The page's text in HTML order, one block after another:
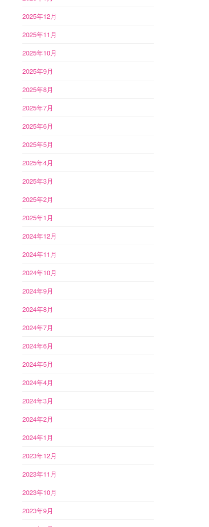
2025年12月
2025年11月
2025年10月
2025年9月
2025年8月
2025年7月
2025年6月
2025年5月
2025年4月
2025年3月
2025年2月
2025年1月
2024年12月
2024年11月
2024年10月
2024年9月
2024年8月
2024年7月
2024年6月
2024年5月
2024年4月
2024年3月
2024年2月
2024年1月
2023年12月
2023年11月
2023年10月
2023年9月